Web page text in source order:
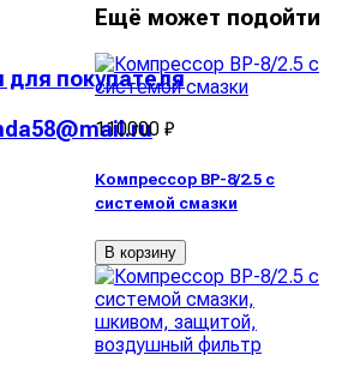
покупателя
Ещё может подойти
110000 ₽
Компрессор ВР-8/2.5 с
системой смазки
В корзину